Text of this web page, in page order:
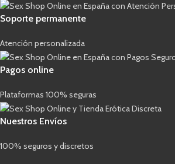
Soporte permanente
Atención personalizada
Pagos online
Plataformas 100% seguras
Nuestros Envíos
100% seguros y discretos